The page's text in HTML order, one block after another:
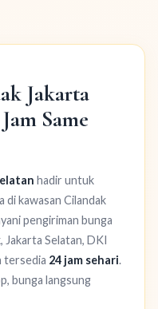
Jakarta
Same
hadir untuk
kawasan Cilandak
pengiriman bunga
Jakarta Selatan, DKI
tersedia 24 jam sehari.
bunga langsung